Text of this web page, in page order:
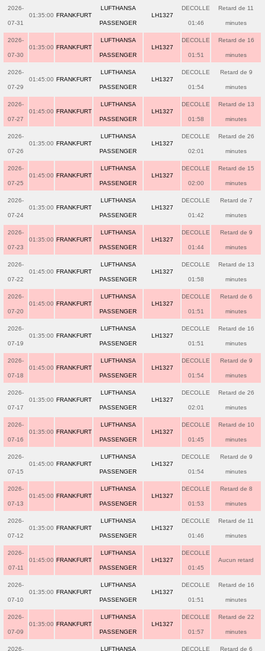
2026-
07-31
01:35:00 FRANKFURT
LUFTHANSA
PASSENGER
LH1327
DECOLLE
01:46
Retard de 11
minutes
2026-
07-30
01:35:00 FRANKFURT
LUFTHANSA
PASSENGER
LH1327
DECOLLE
01:51
Retard de 16
minutes
2026-
07-29
01:45:00 FRANKFURT
LUFTHANSA
PASSENGER
LH1327
DECOLLE
01:54
Retard de 9
minutes
2026-
07-27
01:45:00 FRANKFURT
LUFTHANSA
PASSENGER
LH1327
DECOLLE
01:58
Retard de 13
minutes
2026-
07-26
01:35:00 FRANKFURT
LUFTHANSA
PASSENGER
LH1327
DECOLLE
02:01
Retard de 26
minutes
2026-
07-25
01:45:00 FRANKFURT
LUFTHANSA
PASSENGER
LH1327
DECOLLE
02:00
Retard de 15
minutes
2026-
07-24
01:35:00 FRANKFURT
LUFTHANSA
PASSENGER
LH1327
DECOLLE
01:42
Retard de 7
minutes
2026-
07-23
01:35:00 FRANKFURT
LUFTHANSA
PASSENGER
LH1327
DECOLLE
01:44
Retard de 9
minutes
2026-
07-22
01:45:00 FRANKFURT
LUFTHANSA
PASSENGER
LH1327
DECOLLE
01:58
Retard de 13
minutes
2026-
07-20
01:45:00 FRANKFURT
LUFTHANSA
PASSENGER
LH1327
DECOLLE
01:51
Retard de 6
minutes
2026-
07-19
01:35:00 FRANKFURT
LUFTHANSA
PASSENGER
LH1327
DECOLLE
01:51
Retard de 16
minutes
2026-
07-18
01:45:00 FRANKFURT
LUFTHANSA
PASSENGER
LH1327
DECOLLE
01:54
Retard de 9
minutes
2026-
07-17
01:35:00 FRANKFURT
LUFTHANSA
PASSENGER
LH1327
DECOLLE
02:01
Retard de 26
minutes
2026-
07-16
01:35:00 FRANKFURT
LUFTHANSA
PASSENGER
LH1327
DECOLLE
01:45
Retard de 10
minutes
2026-
07-15
01:45:00 FRANKFURT
LUFTHANSA
PASSENGER
LH1327
DECOLLE
01:54
Retard de 9
minutes
2026-
07-13
01:45:00 FRANKFURT
LUFTHANSA
PASSENGER
LH1327
DECOLLE
01:53
Retard de 8
minutes
2026-
07-12
01:35:00 FRANKFURT
LUFTHANSA
PASSENGER
LH1327
DECOLLE
01:46
Retard de 11
minutes
2026-
07-11
01:45:00 FRANKFURT
LUFTHANSA
PASSENGER
LH1327
DECOLLE
01:45
Aucun retard
2026-
07-10
01:35:00 FRANKFURT
LUFTHANSA
PASSENGER
LH1327
DECOLLE
01:51
Retard de 16
minutes
2026-
07-09
01:35:00 FRANKFURT
LUFTHANSA
PASSENGER
LH1327
DECOLLE
01:57
Retard de 22
minutes
2026- LUFTHANSA DECOLLE Retard de 6